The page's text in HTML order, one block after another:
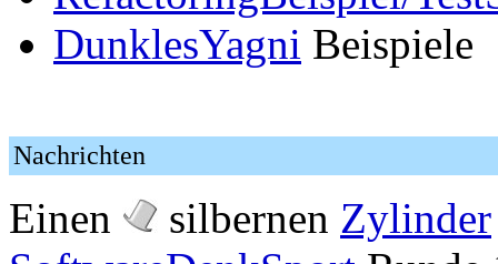
DunklesYagni Beispiele
Nachrichten
Einen silbernen Zylinder